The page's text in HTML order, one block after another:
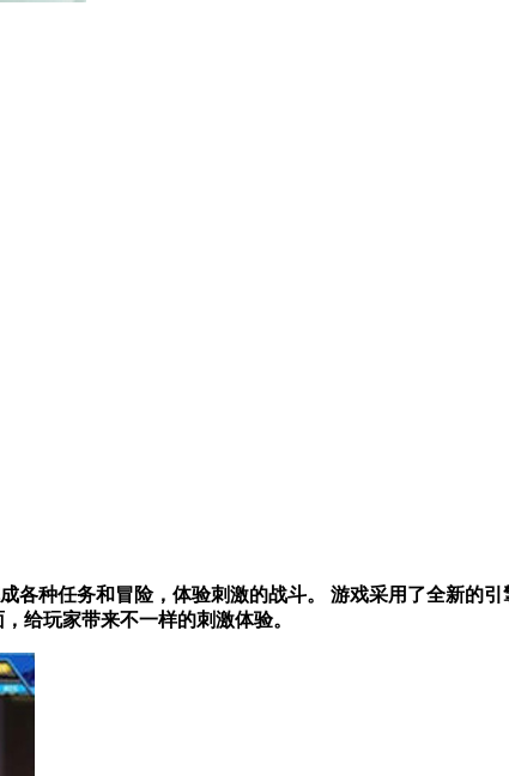
各种任务和冒险，体验刺激的战斗。 游戏采用了全新的
给玩家带来不一样的刺激体验。